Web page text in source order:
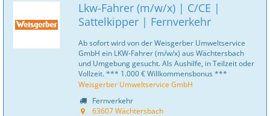
Lkw-Fahrer (m/w/x) | C/CE |
Sattelkipper | Fernverkehr
Ab sofort wird von der Weisgerber Umweltservice
GmbH ein LKW-Fahrer (m/w/x) aus Wächtersbach
und Umgebung gesucht. Als Aushilfe, in Teilzeit oder
Vollzeit. *** 1.000 € Willkommensbonus ***
Weisgerber Umweltservice GmbH
Fernverkehr
63607 Wächtersbach